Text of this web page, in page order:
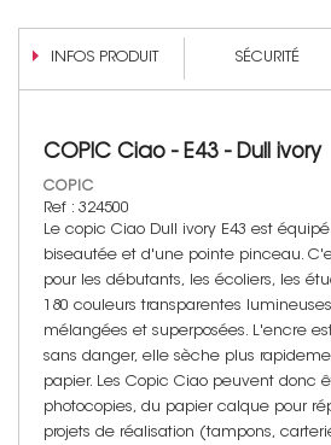
INFOS PRODUIT SÉCURITÉ
COPIC Ciao - E43 - Dull ivory
COPIC
Ref : 324500
Le copic Ciao Dull ivory E43 est
biseautée et d'une pointe pinceau.
pour les débutants, les écoliers, les
180 couleurs transparentes
mélangées et superposées. L'encre
sans danger, elle sèche plus
papier. Les Copic Ciao peuvent donc
photocopies, du papier calque pour
projets de réalisation (tampons,